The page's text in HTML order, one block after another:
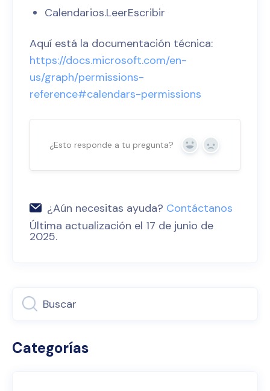
Calendarios.LeerEscribir
Aquí está la documentación técnica:
https://docs.microsoft.com/en-
us/graph/permissions-
reference#calendars-permissions
¿Esto responde a tu pregunta? Sí No
¿Aún necesitas ayuda? Contáctanos
Última actualización el 17 de junio de
2025.
Categorías